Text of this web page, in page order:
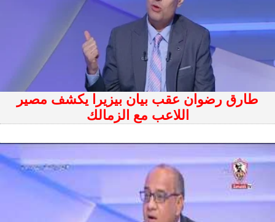
طارق رضوان عقب بيان بيزيرا يكشف مصير
اللاعب مع الزمالك